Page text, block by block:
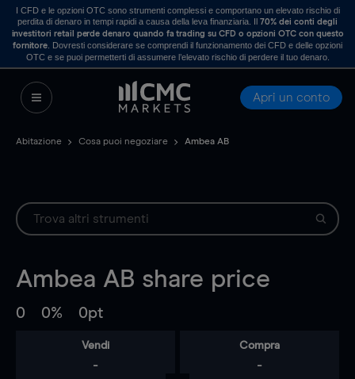
I CFD e le opzioni OTC sono strumenti complessi e comportano un elevato rischio di
perdita di denaro in tempi rapidi a causa della leva finanziaria. Il70% dei conti degli
investitori retail perde denaro quando fa trading su CFD o opzioni OTC con questo
fornitore . Dovresti considerare se comprendi il funzionamento dei CFD e delle opzioni
OTC e se puoi permetterti di assumere l’elevato rischio di perdere il tuo denaro.
Apri un conto
Abitazione Cosa puoi negoziare Ambea AB
Ambea AB share price
0 0% 0pt
Vendi
-
Compra
-